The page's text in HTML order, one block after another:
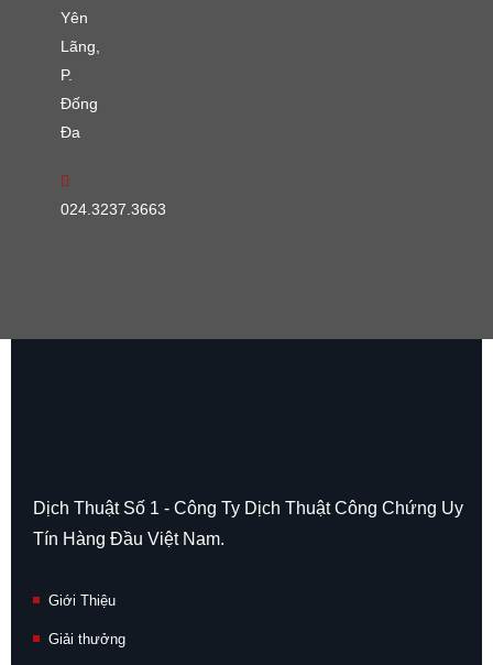
Yên
Lãng,
P.
Đống
Đa
024.3237.3663
Dịch Thuật Số 1 - Công Ty Dịch Thuật Công Chứng Uy
Tín Hàng Đầu Việt Nam.
Giới Thiệu
Giải thưởng